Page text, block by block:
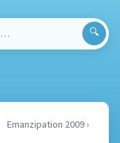
Emanzipation 2009 ›